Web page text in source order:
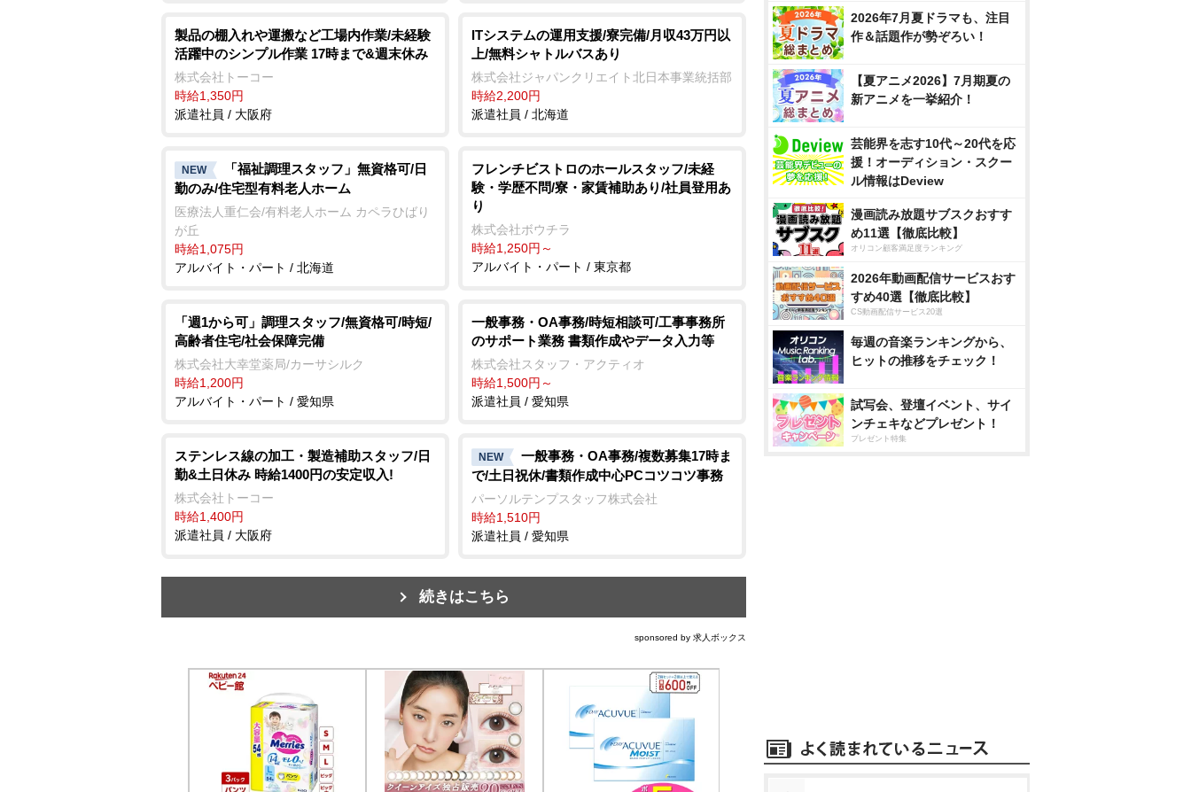
製品の棚入れや運搬など工場内作業/未経験
活躍中のシンプル作業 17時まで&週末休み
株式会社トーコー
時給1,350円
派遣社員 / 大阪府
ITシステムの運用支援/寮完備/月収43万円以
上/無料シャトルバスあり
株式会社ジャパンクリエイト北日本事業統括部
時給2,200円
派遣社員 / 北海道
NEW
「福祉調理スタッフ」無資格可/日
勤のみ/住宅型有料老人ホーム
医療法人重仁会/有料老人ホーム カペラひばり
が丘
時給1,075円
アルバイト・パート / 北海道
フレンチビストロのホールスタッフ/未経
験・学歴不問/寮・家賃補助あり/社員登用あ
り
株式会社ボウチラ
時給1,250円～
アルバイト・パート / 東京都
「週1から可」調理スタッフ/無資格可/時短/
高齢者住宅/社会保障完備
株式会社大幸堂薬局/カーサシルク
時給1,200円
アルバイト・パート / 愛知県
一般事務・OA事務/時短相談可/工事事務所
のサポート業務 書類作成やデータ入力等
株式会社スタッフ・アクティオ
時給1,500円～
派遣社員 / 愛知県
ステンレス線の加工・製造補助スタッフ/日
勤&土日休み 時給1400円の安定収入!
株式会社トーコー
時給1,400円
派遣社員 / 大阪府
NEW
一般事務・OA事務/複数募集17時ま
で/土日祝休/書類作成中心PCコツコツ事務
パーソルテンプスタッフ株式会社
時給1,510円
派遣社員 / 愛知県
続きはこちら
sponsored by 求人ボックス
2026年7月夏ドラマも、注目
作＆話題作が勢ぞろい！
【夏アニメ2026】7月期夏の
新アニメを一挙紹介！
芸能界を志す10代～20代を応
援！オーディション・スクー
ル情報はDeview
漫画読み放題サブスクおすす
め11選【徹底比較】
オリコン顧客満足度ランキング
2026年動画配信サービスおす
すめ40選【徹底比較】
CS動画配信サービス20選
毎週の音楽ランキングから、
ヒットの推移をチェック！
試写会、登壇イベント、サイ
ンチェキなどプレゼント！
プレゼント特集